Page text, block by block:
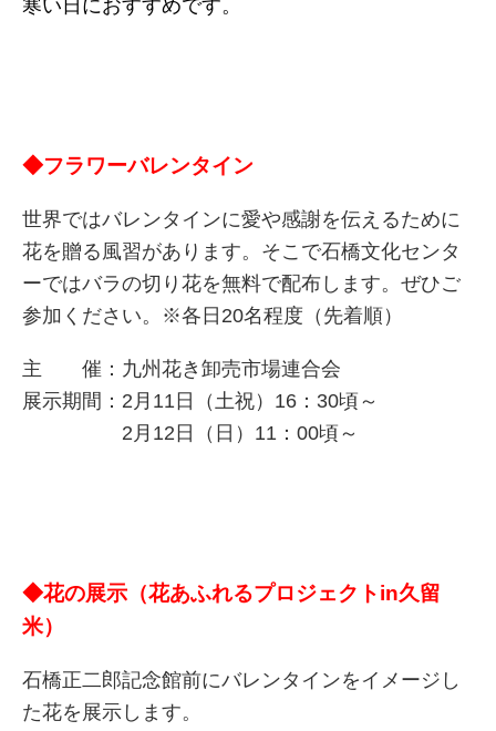
寒い日におすすめです。
◆フラワーバレンタイン
世界ではバレンタインに愛や感謝を伝えるために
花を贈る風習があります。そこで石橋文化センタ
ーではバラの切り花を無料で配布します。ぜひご
参加ください。※各日20名程度（先着順）
主 催：九州花き卸売市場連合会
展示期間：2月11日（土祝）16：30頃～
2月12日（日）11：00頃～
◆花の展示（花あふれるプロジェクトin久留
米）
石橋正二郎記念館前にバレンタインをイメージし
た花を展示します。